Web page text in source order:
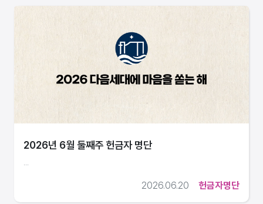
헌금자명단
2026.06.20
2026년 6월 둘째주 헌금자 명단